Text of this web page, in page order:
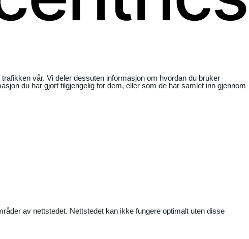
vår. Vi deler dessuten informasjon om hvordan du bruker
du har gjort tilgjengelig for dem, eller som de har samlet inn gjennom
av nettstedet. Nettstedet kan ikke fungere optimalt uten disse